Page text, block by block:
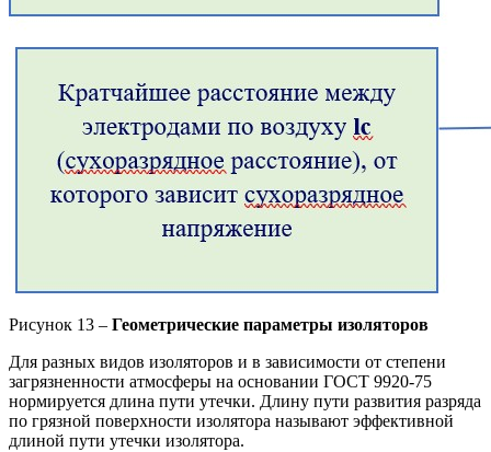
Рисунок 13 – Геометрические параметры изоляторов
Для разных видов изоляторов и в зависимости от степени
загрязненности атмосферы на основании ГОСТ 9920-75
нормируется длина пути утечки. Длину пути развития разряда
по грязной поверхности изолятора называют эффективной
длиной пути утечки изолятора.